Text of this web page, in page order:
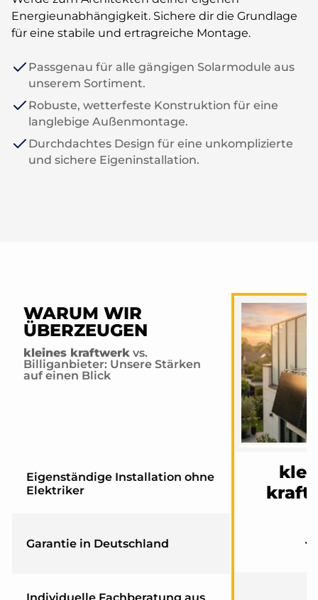
Energieunabhängigkeit. Sichere dir die Grundlage
für eine stabile und ertragreiche Montage.
Passgenau für alle gängigen Solarmodule aus
unserem Sortiment.
Robuste, wetterfeste Konstruktion für eine
langlebige Außenmontage.
Durchdachtes Design für eine unkomplizierte
und sichere Eigeninstallation.
WARUM WIR
ÜBERZEUGEN
kleines kraftwerk vs.
Billiganbieter: Unsere Stärken
auf einen Blick
Eigenständige Installation ohne
Elektriker
Garantie in Deutschland
Individuelle Fachberatung aus